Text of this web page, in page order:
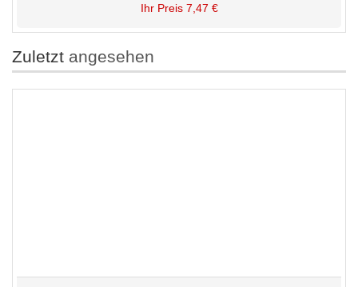
Ihr Preis 7,47 €
Zuletzt angesehen